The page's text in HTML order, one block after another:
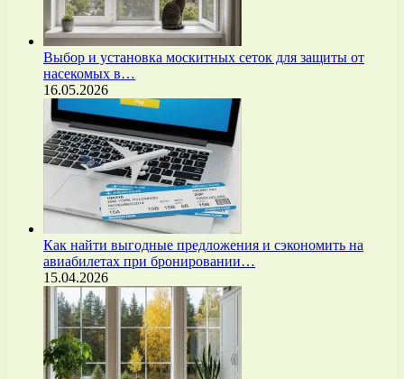
Выбор и установка москитных сеток для защиты от
насекомых в…
16.05.2026
Как найти выгодные предложения и сэкономить на
авиабилетах при бронировании…
15.04.2026